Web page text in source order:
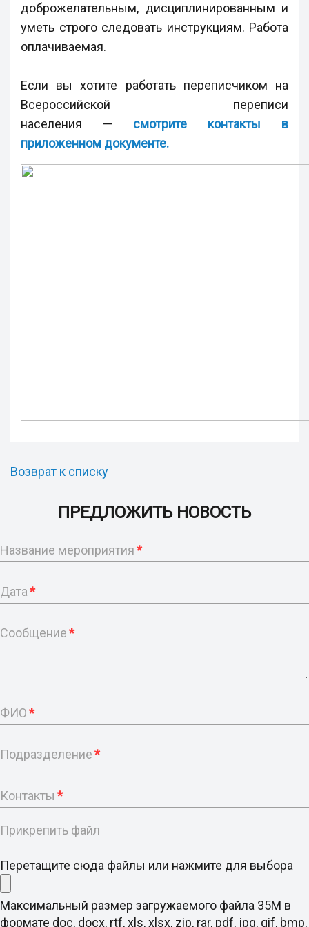
доброжелательным, дисциплинированным и
уметь строго следовать инструкциям. Работа
оплачиваемая.
Если вы хотите работать переписчиком на
Всероссийской переписи
населения — смотрите контакты в
приложенном документе.
Возврат к списку
ПРЕДЛОЖИТЬ НОВОСТЬ
Название мероприятия*
Дата*
Сообщение*
ФИО*
Подразделение*
Контакты *
Прикрепить файл
Перетащите сюда файлы или нажмите для выбора
Максимальный размер загружаемого файла 35M в
формате doc, docx, rtf, xls, xlsx, zip, rar, pdf, jpg, gif, bmp,